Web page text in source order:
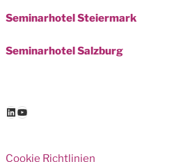
Seminarhotel Steiermark
Seminarhotel Salzburg
LinkedIn
YouTube
Cookie Richtlinien